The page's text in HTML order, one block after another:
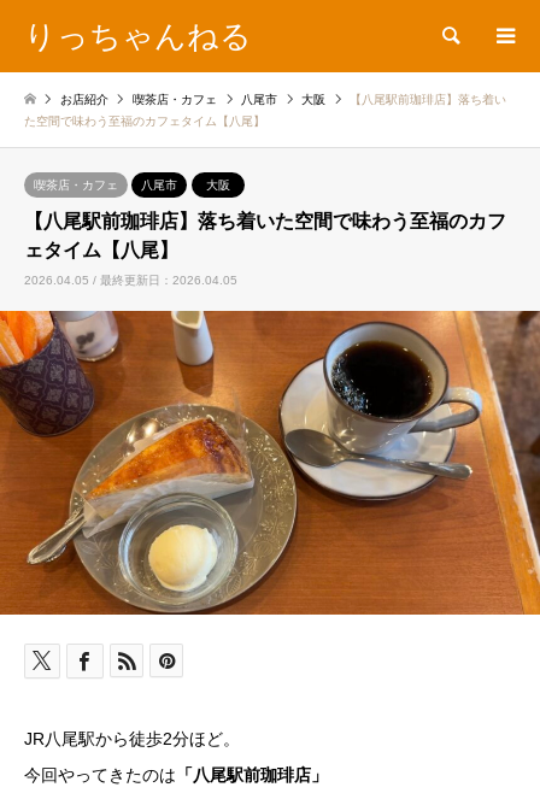
りっちゃんねる 検索
お店紹介 喫茶店・カフェ 八尾市 大阪
【八尾駅前珈琲店】落ち着い
た空間で味わう至福のカフェタイム【八尾】
喫茶店・カフェ 八尾市 大阪
【八尾駅前珈琲店】落ち着いた空間で味わう至福のカフ
ェタイム【八尾】
2026.04.05 / 最終更新日：2026.04.05
JR八尾駅から徒歩2分ほど。
今回やってきたのは 「八尾駅前珈琲店」